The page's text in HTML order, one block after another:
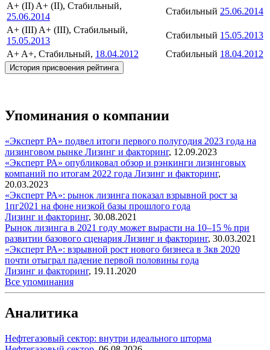
A+ (II) A+ (II), Стабильный,
25.06.2014
Стабильный 25.06.2014
A+ (III) A+ (III), Стабильный,
15.05.2013
Стабильный 15.05.2013
A+ A+, Стабильный, 18.04.2012 Стабильный 18.04.2012
История присвоения рейтинга
Упоминания о компании
«Эксперт РА» подвел итоги первого полугодия 2023 года на
лизинговом рынке Лизинг и факторинг, 12.09.2023
«Эксперт РА» опубликовал обзор и рэнкинги лизинговых
компаний по итогам 2022 года Лизинг и факторинг,
20.03.2023
«Эксперт РА»: рынок лизинга показал взрывной рост за
1пг2021 на фоне низкой базы прошлого года
Лизинг и факторинг, 30.08.2021
Рынок лизинга в 2021 году может вырасти на 10–15 % при
развитии базового сценария Лизинг и факторинг, 30.03.2021
«Эксперт РА»: взрывной рост нового бизнеса в 3кв 2020
почти отыграл падение первой половины года
Лизинг и факторинг, 19.11.2020
Все упоминания
Аналитика
Нефтегазовый сектор: внутри идеального шторма